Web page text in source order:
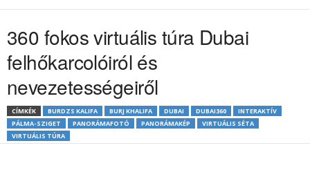
360 fokos virtuális túra Dubai
felhőkarcolóiról és
nevezetességeiről
CÍMKÉK BURDZS KALIFA BURJ KHALIFA DUBAI DUBAI360
INTERAKTÍV
PÁLMA-SZIGET
PANORÁMAFOTÓ PANORÁMAKÉP
VIRTUÁLIS SÉTA
VIRTUÁLIS TÚRA